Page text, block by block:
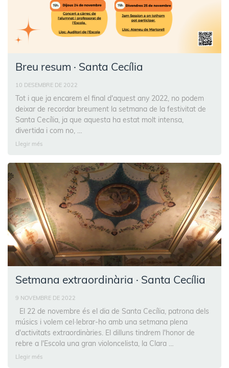
Breu resum · Santa Cecília
10 DESEMBRE DE 2022
Tot i que ja encarem el final d'aquest any 2022, no podem
deixar de recordar breument la setmana de la festivitat de
Santa Cecília, ja que aquesta ha estat molt intensa,
divertida i com no, …
Llegir més
Setmana extraordinària · Santa Cecília
9 NOVEMBRE DE 2022
El 22 de novembre és el dia de Santa Cecília, patrona dels
músics i volem cel·lebrar-ho amb una setmana plena
d'activitats extraordinàries. El dilluns tindrem l'honor de
rebre a l'Escola una gran violoncelista, la Clara …
Llegir més